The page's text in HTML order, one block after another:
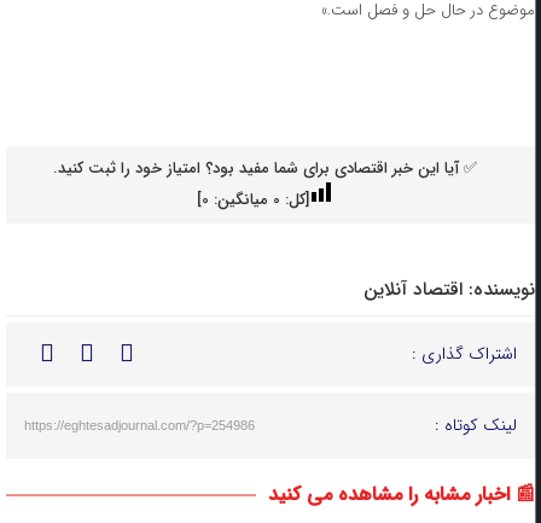
موضوع در حال حل و فصل است.»
✅ آیا این خبر اقتصادی برای شما مفید بود؟ امتیاز خود را ثبت کنید.
[کل: 0میانگین: 0
]
نویسنده: اقتصاد آنلاین
اشتراک گذاری :
لینک کوتاه : https://eghtesadjournal.com/?p=254986
📰 اخبار مشابه را مشاهده می کنید